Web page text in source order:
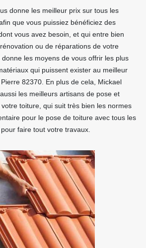
donne les meilleur prix sur tous les
que vous puissiez bénéficiez des
vous avez besoin, et qui entre bien
ou de réparations de votre
les moyens de vous offrir les plus
qui puissent exister au meilleur
82370. En plus de cela, Mickael
les meilleurs artisans de pose et
toiture, qui suit très bien les normes
pour le pose de toiture avec tous les
faire tout votre travaux.